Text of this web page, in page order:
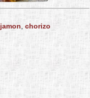
jamon, chorizo